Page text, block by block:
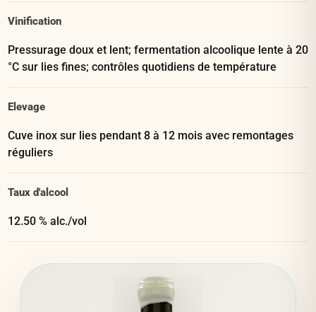
Vinification
Pressurage doux et lent; fermentation alcoolique lente à 20
°C sur lies fines; contrôles quotidiens de température
Elevage
Cuve inox sur lies pendant 8 à 12 mois avec remontages
réguliers
Taux d'alcool
12.50 % alc./vol